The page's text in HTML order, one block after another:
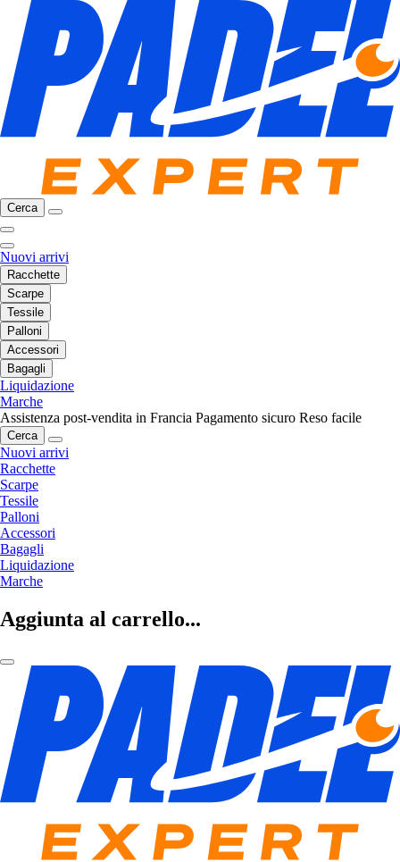
Cerca
Nuovi arrivi
Racchette
Scarpe
Tessile
Palloni
Accessori
Bagagli
Liquidazione
Marche
Assistenza post-vendita in Francia Pagamento sicuro Reso facile
Cerca
Nuovi arrivi
Racchette
Scarpe
Tessile
Palloni
Accessori
Bagagli
Liquidazione
Marche
Aggiunta al carrello...